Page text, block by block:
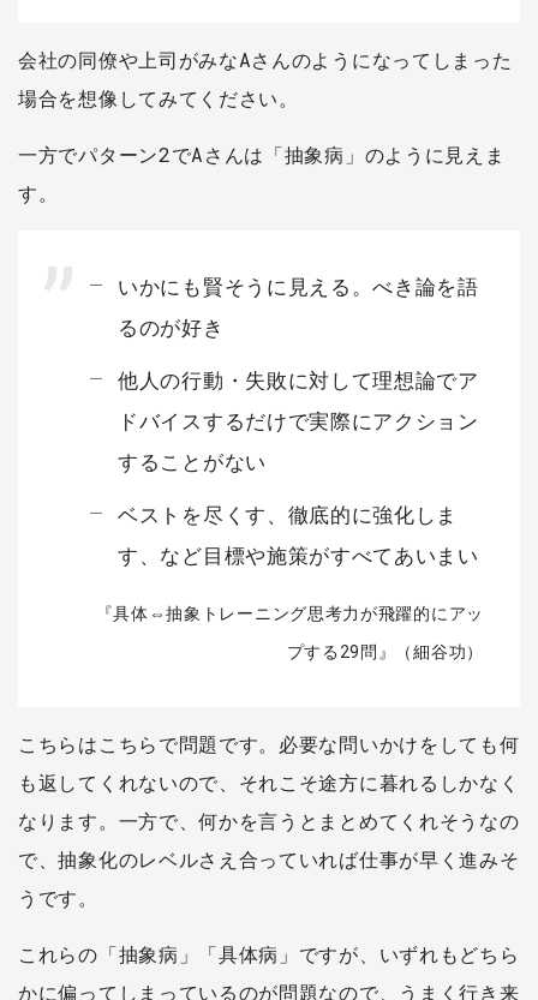
会社の同僚や上司がみなAさんのようになってしまった
場合を想像してみてください。
一方でパターン2でAさんは「抽象病」のように見えま
す。
いかにも賢そうに見える。べき論を語
るのが好き
他人の行動・失敗に対して理想論でア
ドバイスするだけで実際にアクション
することがない
ベストを尽くす、徹底的に強化しま
す、など目標や施策がすべてあいまい
『具体⇔抽象トレーニング思考力が飛躍的にアッ
プする29問』（細谷功）
こちらはこちらで問題です。必要な問いかけをしても何
も返してくれないので、それこそ途方に暮れるしかなく
なります。一方で、何かを言うとまとめてくれそうなの
で、抽象化のレベルさえ合っていれば仕事が早く進みそ
うです。
これらの「抽象病」「具体病」ですが、いずれもどちら
かに偏ってしまっているのが問題なので、うまく行き来